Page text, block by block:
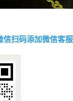
信扫码添加微信客服